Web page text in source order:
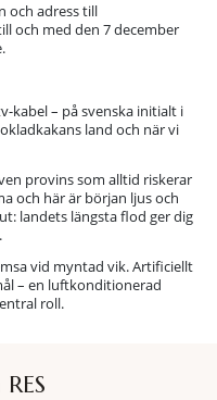
och adress till
och med den 7 december
kabel – på svenska initialt i
land och när vi
provins som alltid riskerar
och här är början ljus och
landets längsta flod ger dig
vid myntad vik. Artificiellt
– en luftkonditionerad
roll.